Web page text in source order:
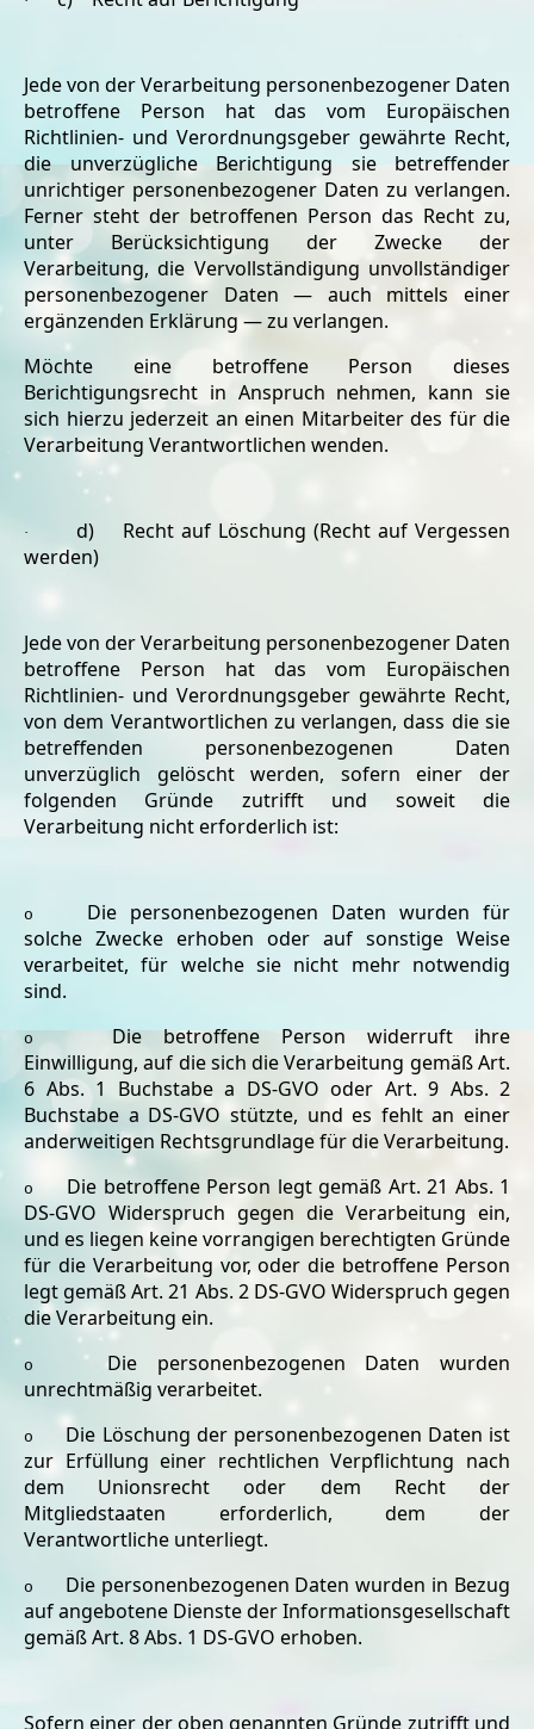
Jede von der Verarbeitung personenbezogener Daten
betroffene Person hat das vom Europäischen
Richtlinien- und Verordnungsgeber gewährte Recht,
die unverzügliche Berichtigung sie betreffender
unrichtiger personenbezogener Daten zu verlangen.
Ferner steht der betroffenen Person das Recht zu,
unter Berücksichtigung der Zwecke der
Verarbeitung, die Vervollständigung unvollständiger
personenbezogener Daten — auch mittels einer
ergänzenden Erklärung — zu verlangen.
Möchte eine betroffene Person dieses
Berichtigungsrecht in Anspruch nehmen, kann sie
sich hierzu jederzeit an einen Mitarbeiter des für die
Verarbeitung Verantwortlichen wenden.
· d) Recht auf Löschung (Recht auf Vergessen
werden)
Jede von der Verarbeitung personenbezogener Daten
betroffene Person hat das vom Europäischen
Richtlinien- und Verordnungsgeber gewährte Recht,
von dem Verantwortlichen zu verlangen, dass die sie
betreffenden personenbezogenen Daten
unverzüglich gelöscht werden, sofern einer der
folgenden Gründe zutrifft und soweit die
Verarbeitung nicht erforderlich ist:
o Die personenbezogenen Daten wurden für
solche Zwecke erhoben oder auf sonstige Weise
verarbeitet, für welche sie nicht mehr notwendig
sind.
o Die betroffene Person widerruft ihre
Einwilligung, auf die sich die Verarbeitung gemäß Art.
6 Abs. 1 Buchstabe a DS-GVO oder Art. 9 Abs. 2
Buchstabe a DS-GVO stützte, und es fehlt an einer
anderweitigen Rechtsgrundlage für die Verarbeitung.
o Die betroffene Person legt gemäß Art. 21 Abs. 1
DS-GVO Widerspruch gegen die Verarbeitung ein,
und es liegen keine vorrangigen berechtigten Gründe
für die Verarbeitung vor, oder die betroffene Person
legt gemäß Art. 21 Abs. 2 DS-GVO Widerspruch gegen
die Verarbeitung ein.
o Die personenbezogenen Daten wurden
unrechtmäßig verarbeitet.
o Die Löschung der personenbezogenen Daten ist
zur Erfüllung einer rechtlichen Verpflichtung nach
dem Unionsrecht oder dem Recht der
Mitgliedstaaten erforderlich, dem der
Verantwortliche unterliegt.
o Die personenbezogenen Daten wurden in Bezug
auf angebotene Dienste der Informationsgesellschaft
gemäß Art. 8 Abs. 1 DS-GVO erhoben.
Sofern einer der oben genannten Gründe zutrifft und